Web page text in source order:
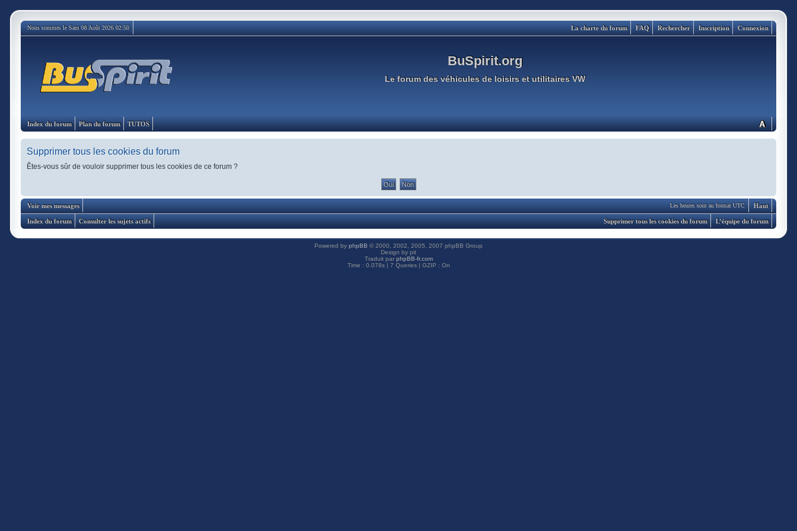
Nous sommes le Sam 08 Août 2026 02:50 Connexion
Inscription
Rechercher
FAQ
La charte du forum
BuSpirit.org
Le forum des véhicules de loisirs et utilitaires VW
Index du forum Plan du forum TUTOS
Supprimer tous les cookies du forum
Êtes-vous sûr de vouloir supprimer tous les cookies de ce forum ?
Haut
Les heures sont au format UTC
Voir mes messages
Index du forum Consulter les sujets actifs L’équipe du forum
Supprimer tous les cookies du forum
Powered by phpBB © 2000, 2002, 2005, 2007 phpBB Group
Design by pit
Traduit par phpBB-fr.com
Time : 0.078s | 7 Queries | GZIP : On